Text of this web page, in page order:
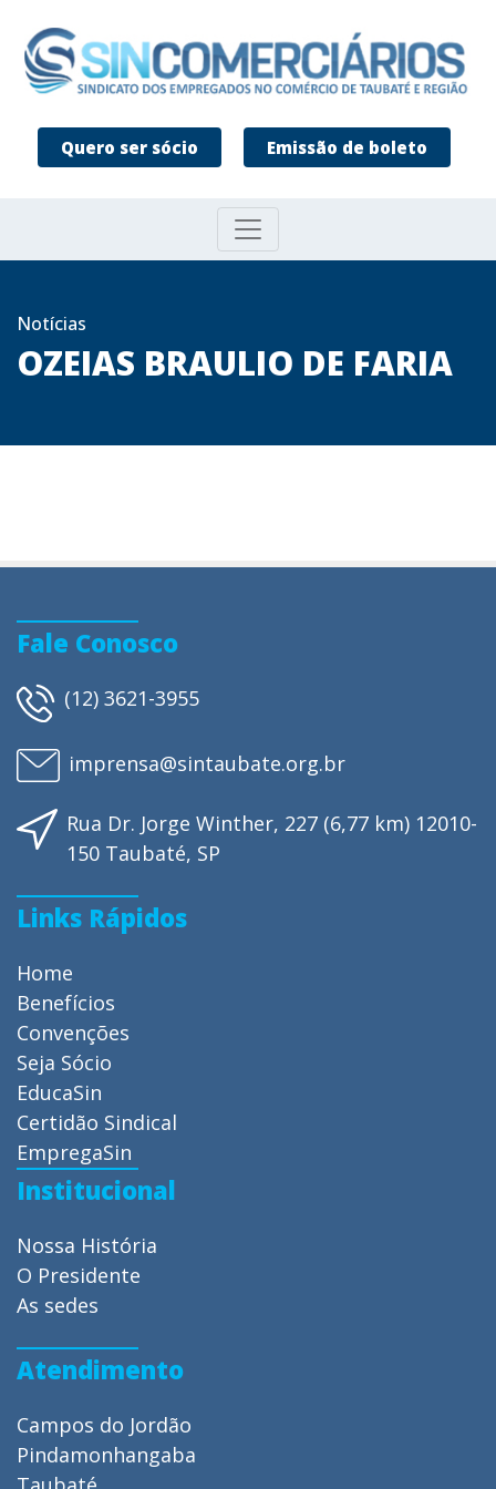
Quero ser sócio Emissão de boleto
Notícias
OZEIAS BRAULIO DE FARIA
Fale Conosco
(12) 3621-3955
imprensa@sintaubate.org.br
Rua Dr. Jorge Winther, 227 (6,77 km) 12010-
150 Taubaté, SP
Links Rápidos
Home
Benefícios
Convenções
Seja Sócio
EducaSin
Certidão Sindical
EmpregaSin
Institucional
Nossa História
O Presidente
As sedes
Atendimento
Campos do Jordão
Pindamonhangaba